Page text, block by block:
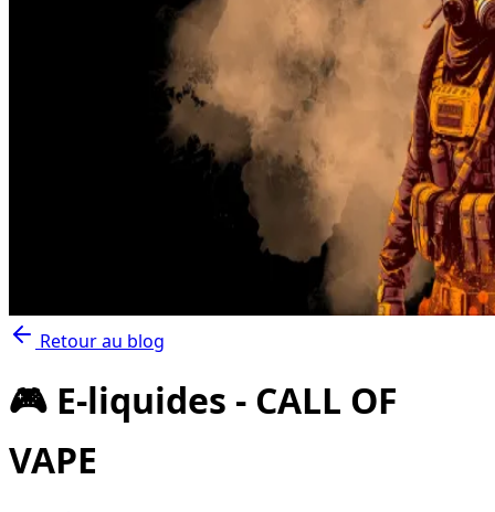
Retour au blog
🎮 E-liquides - CALL OF
VAPE